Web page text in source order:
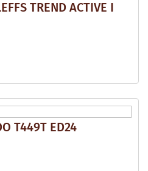
TREND ACTIVE I
T449T ED24